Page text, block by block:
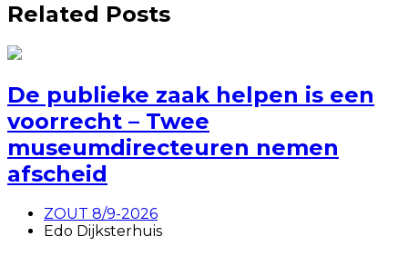
Related Posts
De publieke zaak helpen is een
voorrecht – Twee
museumdirecteuren nemen
afscheid
ZOUT 8/9-2026
Edo Dijksterhuis